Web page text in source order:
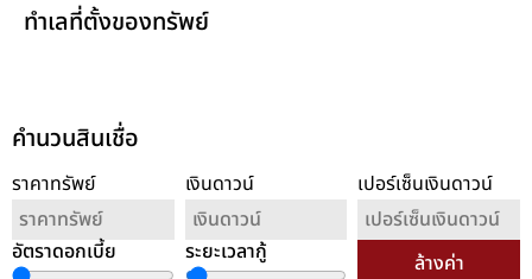
ทำเลที่ตั้งของทรัพย์
คำนวนสินเชื่อ
ราคาทรัพย์ เงินดาวน์ เปอร์เซ็นเงินดาวน์
อัตราดอกเบี้ย ระยะเวลากู้ ล้างค่า